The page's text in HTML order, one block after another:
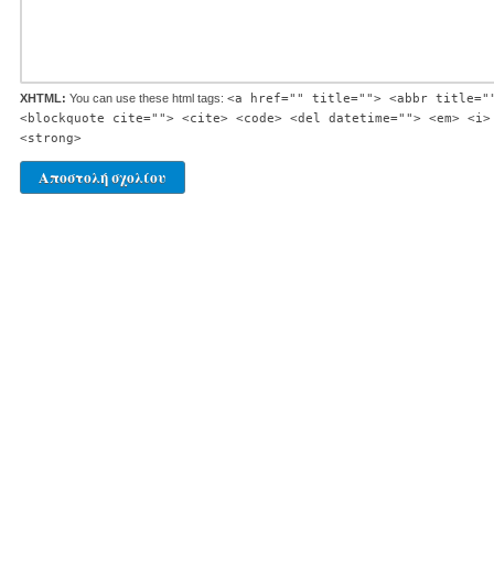
XHTML: You can use these html tags: <a href="" title=""> <abbr
<blockquote cite=""> <cite> <code> <del datetime=""> <em>
<strong>